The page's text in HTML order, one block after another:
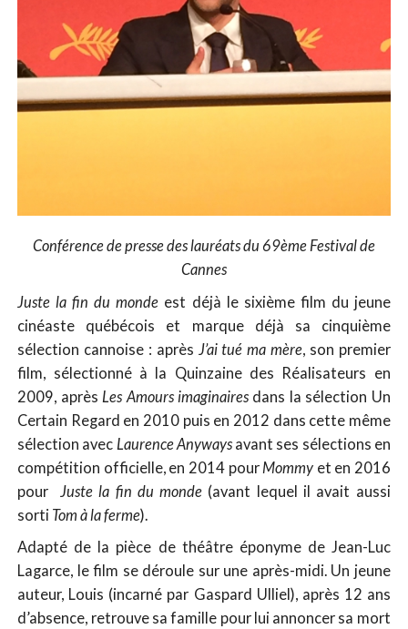
Conférence de presse des lauréats du 69ème Festival de
Cannes
Juste la fin du monde est déjà le sixième film du jeune
cinéaste québécois et marque déjà sa cinquième
sélection cannoise : après J’ai tué ma mère, son premier
film, sélectionné à la Quinzaine des Réalisateurs en
2009, après Les Amours imaginaires dans la sélection Un
Certain Regard en 2010 puis en 2012 dans cette même
sélection avec Laurence Anywaysavant ses sélections en
compétition officielle, en 2014 pour Mommy et en 2016
pour Juste la fin du monde (avant lequel il avait aussi
sorti Tom à la ferme).
Adapté de la pièce de théâtre éponyme de Jean-Luc
Lagarce, le film se déroule sur une après-midi. Un jeune
auteur, Louis (incarné par Gaspard Ulliel), après 12 ans
d’absence, retrouve sa famille pour lui annoncer sa mort